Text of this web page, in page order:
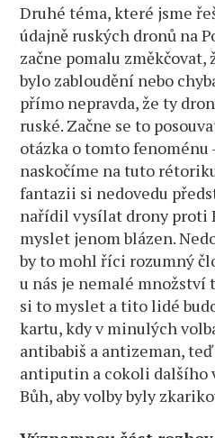
Druhé téma, které jsme
údajně ruských dronů na
začne pomalu
bylo zabloudění nebo
přímo nepravda, že ty
ruské. Začne se to
otázka o tomto fenoménu
naskočíme na tuto
fantazii si nedovedu
nařídil vysílat drony proti
myslet jenom blázen.
by to mohl říci rozumný
u nás je nemalé
si to myslet a tito lidé
kartu, kdy v minulých
antibabiš a antizeman,
antiputin a cokoli dalšího
Bůh, aby volby byly